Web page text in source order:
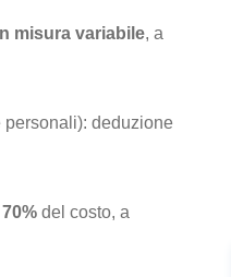
misura variabile, a
personali): deduzione
70% del costo, a